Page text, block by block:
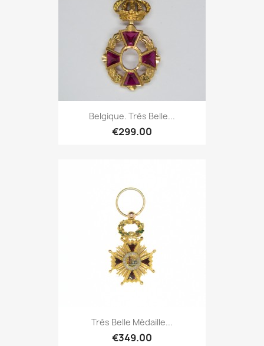
Belgique. Très Belle...
€299.00
Très Belle Médaille...
€349.00